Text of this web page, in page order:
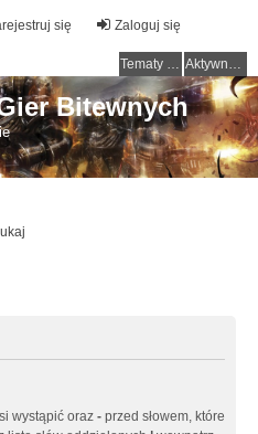
Zaloguj się
się
Tematy bez odpowiedzi Aktywne tematy
Bitewnych
wystąpić oraz - przed słowem, które